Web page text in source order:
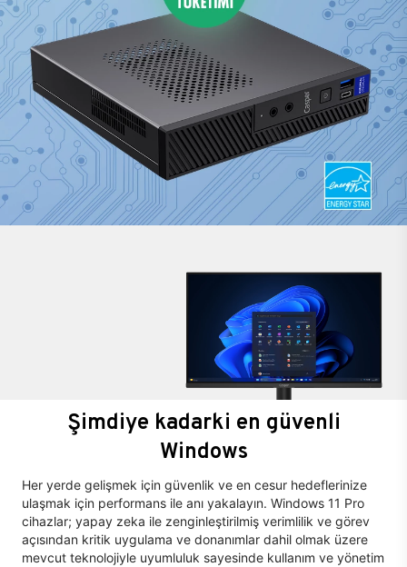
Şimdiye kadarki en güvenli
Windows
Her yerde gelişmek için güvenlik ve en cesur hedeflerinize
ulaşmak için performans ile anı yakalayın. Windows 11 Pro
cihazlar; yapay zeka ile zenginleştirilmiş verimlilik ve görev
açısından kritik uygulama ve donanımlar dahil olmak üzere
mevcut teknolojiyle uyumluluk sayesinde kullanım ve yönetim